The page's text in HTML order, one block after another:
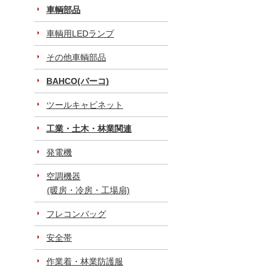
車輌部品
車輌用LEDランプ
その他車輌部品
BAHCO(バーコ)
ツールキャビネット
工業・土木・林業関連
発電機
空調機器
(暖房・冷房・工場扇)
フレコンバッグ
安全帯
作業着・林業防護服